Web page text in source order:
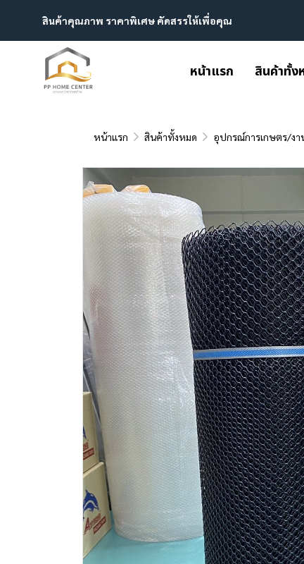
สินค้าคุณภาพ ราคาพิเศษ คัดสรรให้เพื่อคุณ
หน้าแรก สินค้าทั้ง
หน้าแรก สินค้าทั้งหมด อุปกรณ์การเกษตร/ง